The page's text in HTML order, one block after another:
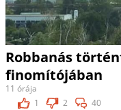
Robbanás
finomítójában
11 órája
1
2 40